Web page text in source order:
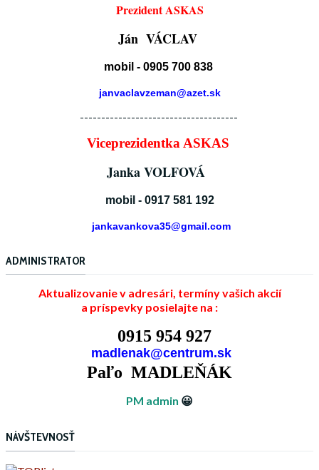
Prezident ASKAS
Ján VÁCLAV
mobil - 0905 700 838
janvaclavzeman@azet.sk
-------------------------------------
Viceprezidentka ASKAS
Janka VOLFOVÁ
mobil - 0917 581 192
jankavankova35@gmail.com
ADMINISTRATOR
Aktualizovanie v adresári, termíny vašich akcií
a príspevky posielajte na :
0915 954 927
madlenak@centrum.sk
Paľo MADLEŇÁK
PM admin 😀
NÁVŠTEVNOSŤ